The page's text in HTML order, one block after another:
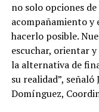
no solo opciones
acompañamiento y
hacerlo posible.
escuchar, orientar
la alternativa de
su realidad”, señaló
Domínguez,